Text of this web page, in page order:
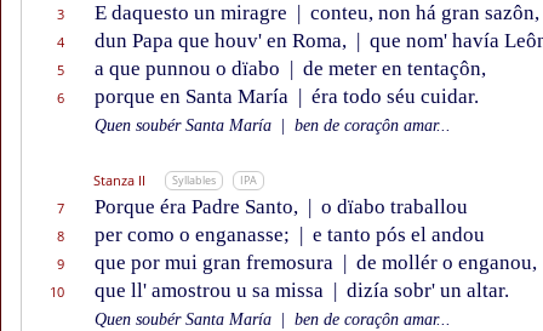
3 E daquesto un miragre | conteu, non há gran sazôn,
4 dun Papa que houv' en Roma, | que nom' havía
5 a que punnou o dïabo | de meter en tentaçôn,
6 porque en Santa María | éra todo séu cuidar.
Quen soubér Santa María ben de coraçôn amar...
Stanza II Syllables IPA
7 Porque éra Padre Santo, | o dïabo traballou
8 per como o enganasse; | e tanto pós el andou
9 que por mui gran fremosura | de mollér o enganou,
10 que ll' amostrou u sa missa | dizía sobr' un altar.
Quen soubér Santa María ben de coraçôn amar...